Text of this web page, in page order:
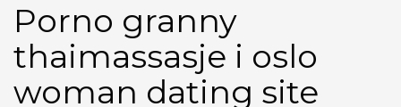
Porno granny
thaimassasje i oslo
woman dating site